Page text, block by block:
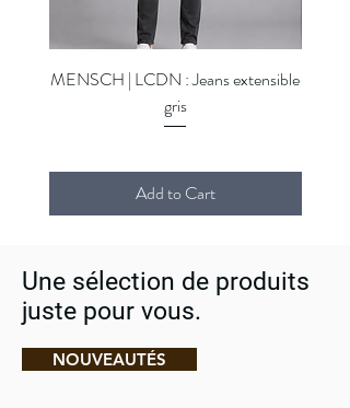
MENSCH | LCDN : Jeans extensible
gris
Add to Cart
Une sélection de produits
juste pour vous.
NOUVEAUTÉS